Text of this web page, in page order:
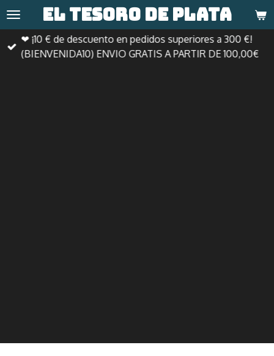
Ir
al
contenido
principal
El tesoro de plata
❤ ¡10 € de descuento en pedidos superiores a 300 €!
(BIENVENIDA10) ENVIO GRATIS A PARTIR DE 100,00€